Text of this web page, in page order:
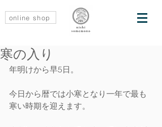
online shop
寒の入り
年明けから早5日。
今日から暦では小寒となり一年で最も
寒い時期を迎えます。